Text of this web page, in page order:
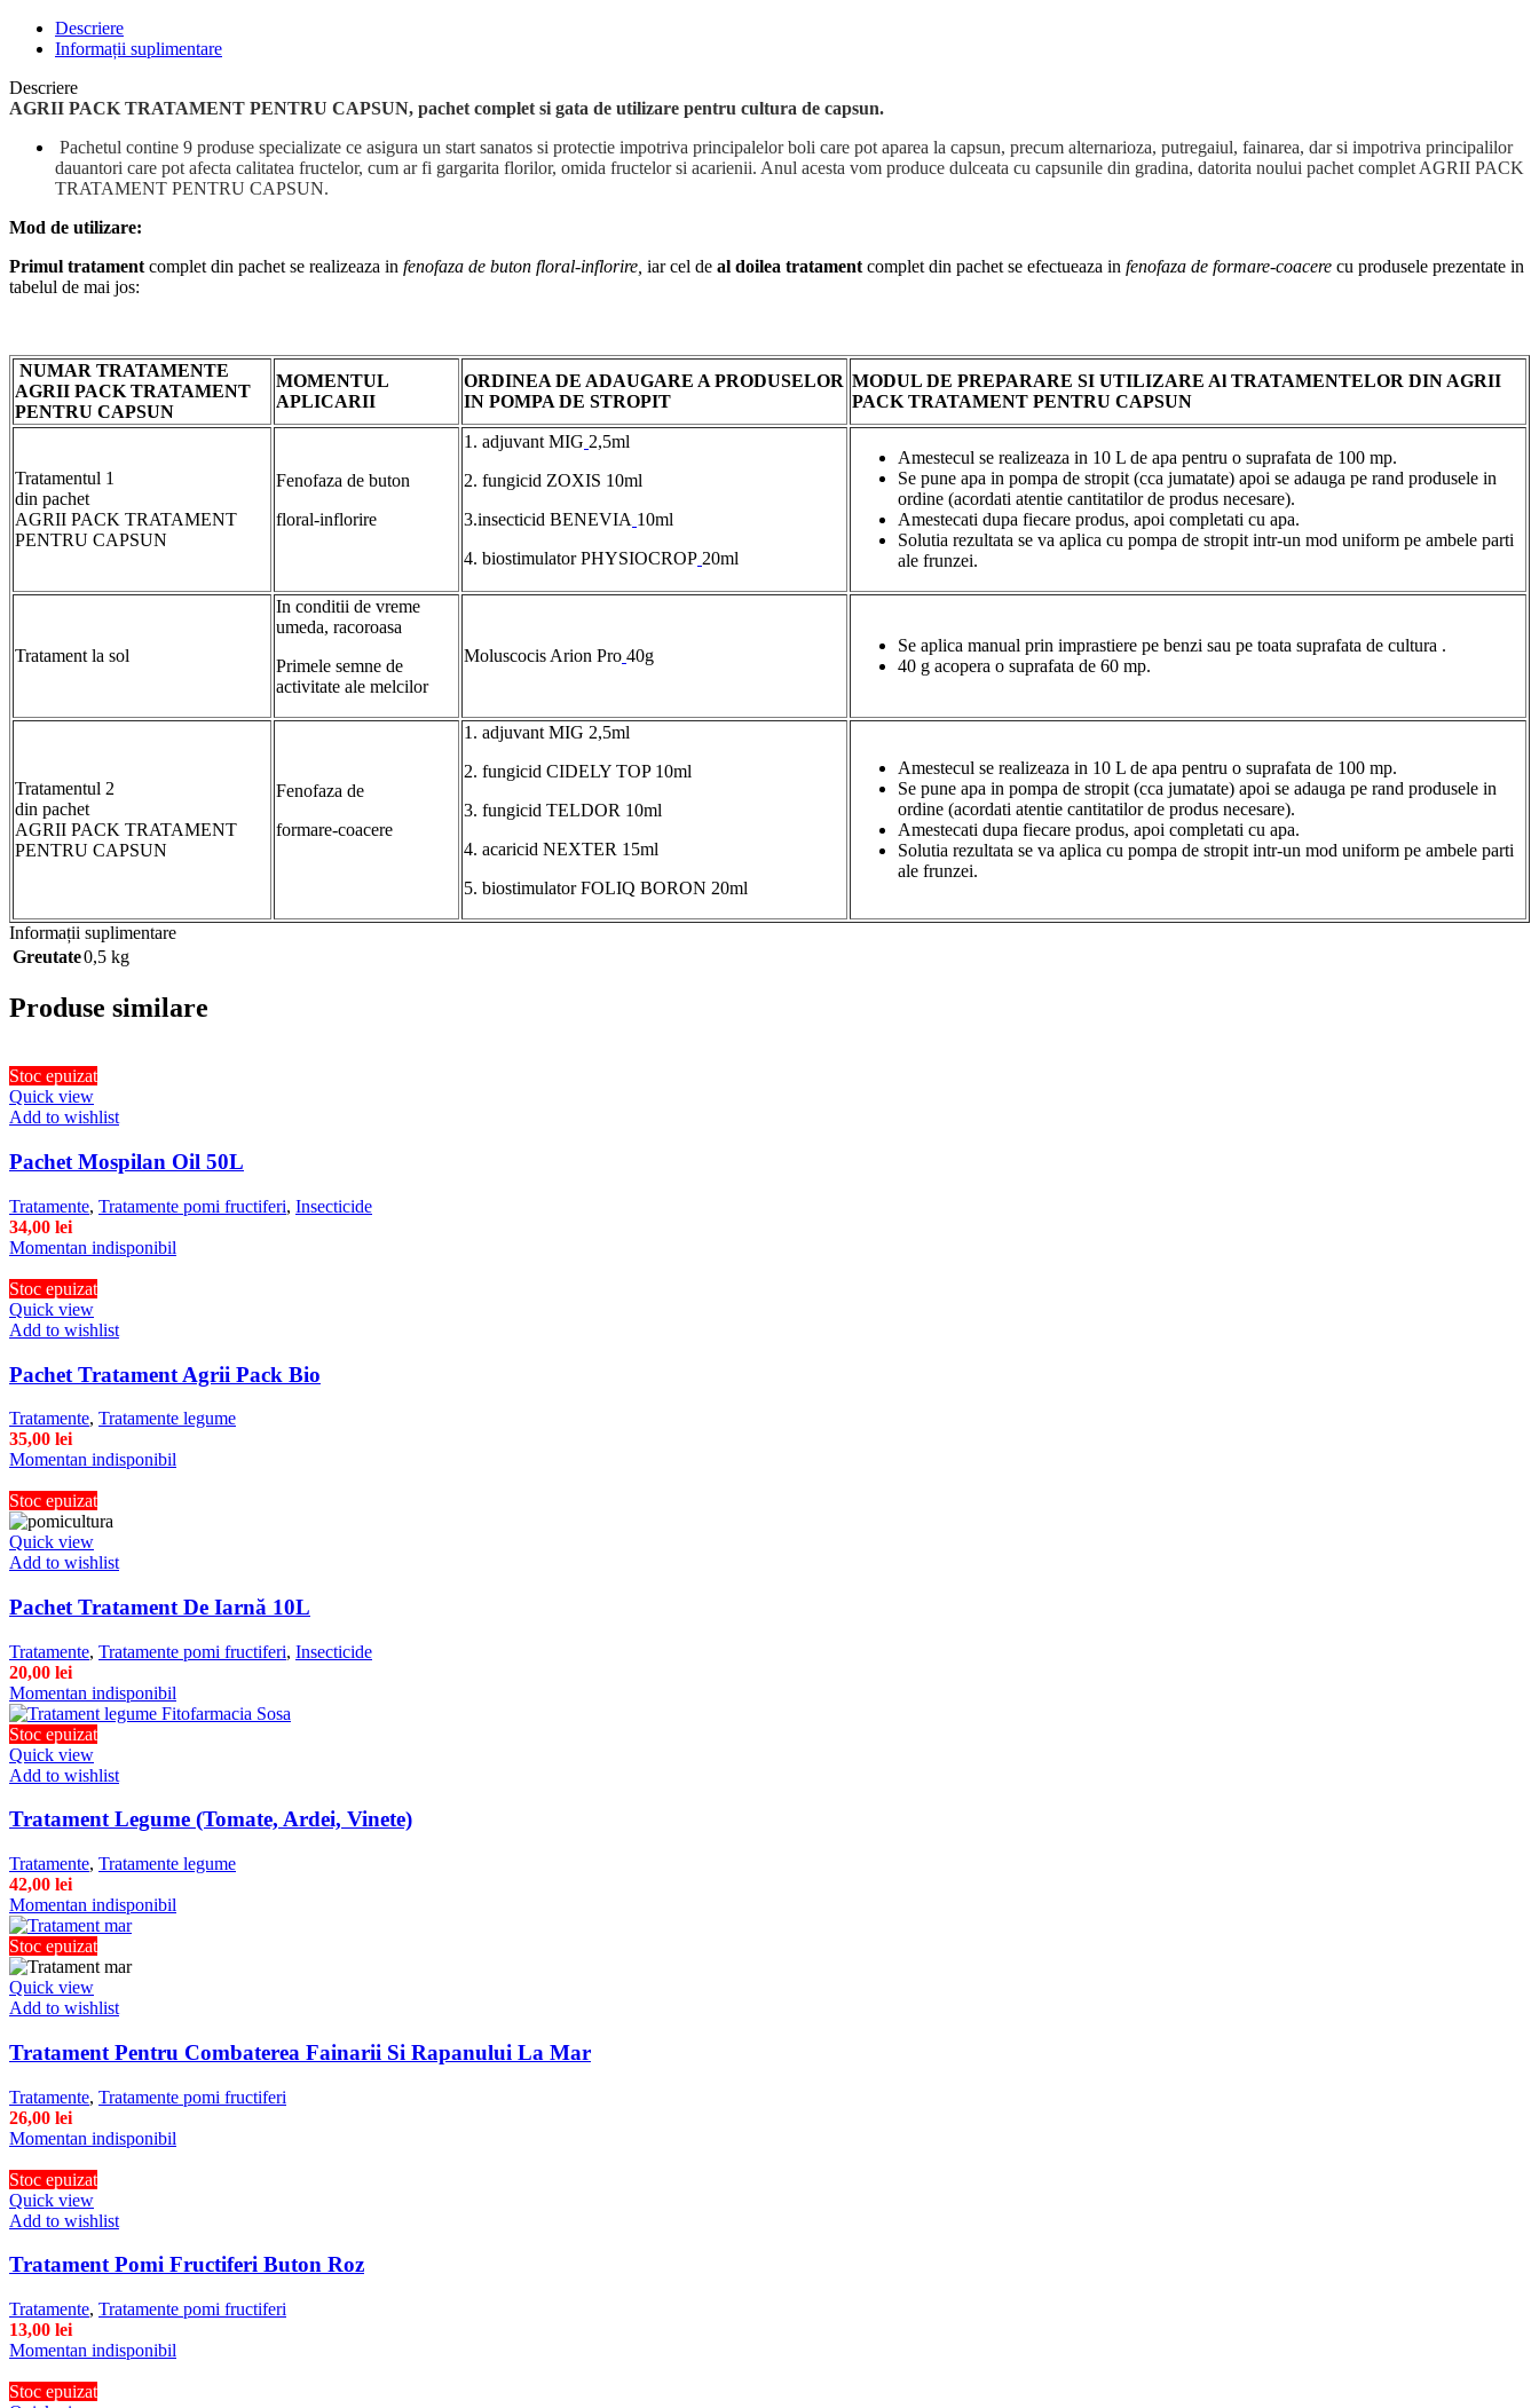
Descriere
Informații suplimentare
Descriere
AGRII PACK TRATAMENT PENTRU CAPSUN, pachet complet si gata de utilizare pentru cultura de capsun.
Pachetul contine 9 produse specializate ce asigura un start sanatos si protectie impotriva principalelor boli care pot aparea la capsun, precum alternarioza, putregaiul, fainarea, dar si impotriva principalilor
dauantori care pot afecta calitatea fructelor, cum ar fi gargarita florilor, omida fructelor si acarienii. Anul acesta vom produce dulceata cu capsunile din gradina, datorita noului pachet complet AGRII PACK
TRATAMENT PENTRU CAPSUN.
Mod de utilizare:
Primul tratament complet din pachet se realizeaza in fenofaza de buton floral-inflorire, iar cel de al doilea tratament complet din pachet se efectueaza in fenofaza de formare-coacere cu produsele prezentate in
tabelul de mai jos:
NUMAR TRATAMENTE
AGRII PACK TRATAMENT
PENTRU CAPSUN
MOMENTUL
APLICARII
ORDINEA DE ADAUGARE A PRODUSELOR
IN POMPA DE STROPIT
MODUL DE PREPARARE SI UTILIZARE Al TRATAMENTELOR DIN AGRII
PACK TRATAMENT PENTRU CAPSUN
Tratamentul 1
din pachet
AGRII PACK TRATAMENT
PENTRU CAPSUN
Fenofaza de buton
floral-inflorire
1. adjuvant MIG 2,5ml
2. fungicid ZOXIS 10ml
3.insecticid BENEVIA 10ml
4. biostimulator PHYSIOCROP 20ml
Amestecul se realizeaza in 10 L de apa pentru o suprafata de 100 mp.
Se pune apa in pompa de stropit (cca jumatate) apoi se adauga pe rand produsele in
ordine (acordati atentie cantitatilor de produs necesare).
Amestecati dupa fiecare produs, apoi completati cu apa.
Solutia rezultata se va aplica cu pompa de stropit intr-un mod uniform pe ambele parti
ale frunzei.
Tratament la sol
In conditii de vreme
umeda, racoroasa
Primele semne de
activitate ale melcilor
Moluscocis Arion Pro 40g
Se aplica manual prin imprastiere pe benzi sau pe toata suprafata de cultura .
40 g acopera o suprafata de 60 mp.
Tratamentul 2
din pachet
AGRII PACK TRATAMENT
PENTRU CAPSUN
Fenofaza de
formare-coacere
1. adjuvant MIG 2,5ml
2. fungicid CIDELY TOP 10ml
3. fungicid TELDOR 10ml
4. acaricid NEXTER 15ml
5. biostimulator FOLIQ BORON 20ml
Amestecul se realizeaza in 10 L de apa pentru o suprafata de 100 mp.
Se pune apa in pompa de stropit (cca jumatate) apoi se adauga pe rand produsele in
ordine (acordati atentie cantitatilor de produs necesare).
Amestecati dupa fiecare produs, apoi completati cu apa.
Solutia rezultata se va aplica cu pompa de stropit intr-un mod uniform pe ambele parti
ale frunzei.
Informații suplimentare
Greutate0,5 kg
Produse similare
Stoc epuizat
Quick view
Add to wishlist
Pachet Mospilan Oil 50L
Tratamente, Tratamente pomi fructiferi, Insecticide
34,00 lei
Momentan indisponibil
Stoc epuizat
Quick view
Add to wishlist
Pachet Tratament Agrii Pack Bio
Tratamente, Tratamente legume
35,00 lei
Momentan indisponibil
Stoc epuizat
Quick view
Add to wishlist
Pachet Tratament De Iarnă 10L
Tratamente, Tratamente pomi fructiferi, Insecticide
20,00 lei
Momentan indisponibil
Stoc epuizat
Quick view
Add to wishlist
Tratament Legume (Tomate, Ardei, Vinete)
Tratamente, Tratamente legume
42,00 lei
Momentan indisponibil
Stoc epuizat
Quick view
Add to wishlist
Tratament Pentru Combaterea Fainarii Si Rapanului La Mar
Tratamente, Tratamente pomi fructiferi
26,00 lei
Momentan indisponibil
Stoc epuizat
Quick view
Add to wishlist
Tratament Pomi Fructiferi Buton Roz
Tratamente, Tratamente pomi fructiferi
13,00 lei
Momentan indisponibil
Stoc epuizat